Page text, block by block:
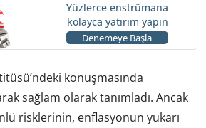
Yüzlerce enstrümana
kolayca yatırım yapın
Denemeye Başla
konuşmasında
sağlam olarak tanımladı. Ancak
risklerinin, enflasyonun yukarı